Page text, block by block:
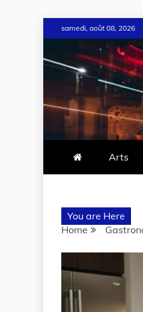
samedi, août 08, 2026
Arts
You are Here
Home